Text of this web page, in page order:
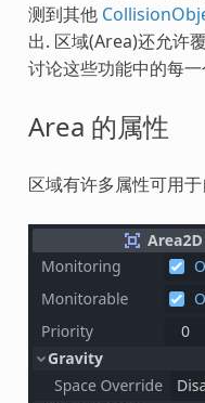
测到其他
出. 区域(Area)还允许
讨论这些功能中的每一
Area 的属性
区域有许多属性可用